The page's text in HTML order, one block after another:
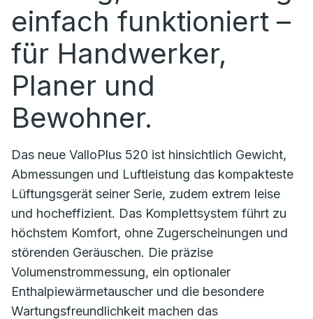
einfach funktioniert –
für Handwerker,
Planer und
Bewohner.
Das neue ValloPlus 520 ist hinsichtlich Gewicht,
Abmessungen und Luftleistung das kompakteste
Lüftungsgerät seiner Serie, zudem extrem leise
und hocheffizient. Das Komplettsystem führt zu
höchstem Komfort, ohne Zugerscheinungen und
störenden Geräuschen. Die präzise
Volumenstrommessung, ein optionaler
Enthalpiewärmetauscher und die besondere
Wartungsfreundlichkeit machen das